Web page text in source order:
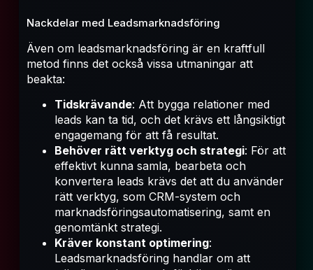
Nackdelar med Leadsmarknadsföring
Även om leadsmarknadsföring är en kraftfull
metod finns det också vissa utmaningar att
beakta:
Tidskrävande: Att bygga relationer med
leads kan ta tid, och det krävs ett långsiktigt
engagemang för att få resultat.
Behöver rätt verktyg och strategi: För att
effektivt kunna samla, bearbeta och
konvertera leads krävs det att du använder
rätt verktyg, som CRM-system och
marknadsföringsautomatisering, samt en
genomtänkt strategi.
Kräver konstant optimering:
Leadsmarknadsföring handlar om att